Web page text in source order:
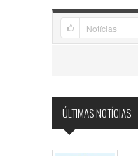
ÚLTIMAS NOTÍCIAS